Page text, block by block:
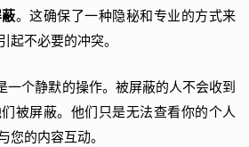
。这确保了一种隐秘和专业的方式来
起不必要的冲突。
一个静默的操作。被屏蔽的人不会收到
被屏蔽。他们只是无法查看你的个人
您的内容互动。